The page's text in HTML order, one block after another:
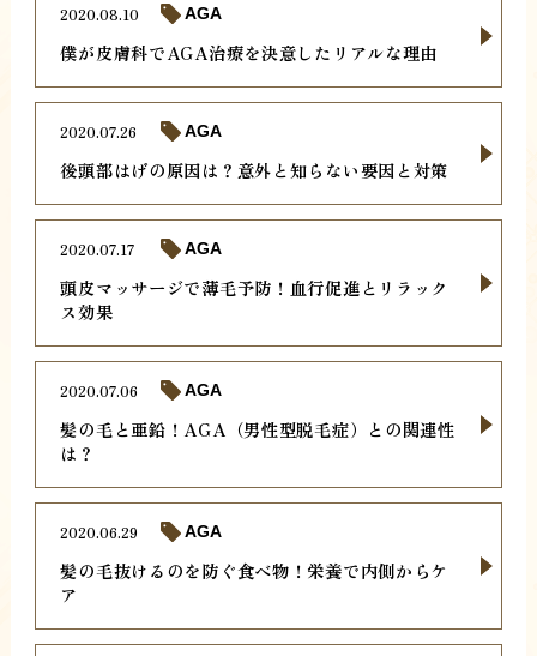
僕が皮膚科でAGA治療を決意したリアルな理由
2020.08.10 AGA
後頭部はげの原因は？意外と知らない要因と対策
2020.07.26 AGA
頭皮マッサージで薄毛予防！血行促進とリラック
ス効果
2020.07.17 AGA
髪の毛と亜鉛！AGA（男性型脱毛症）との関連性
は？
2020.07.06 AGA
髪の毛抜けるのを防ぐ食べ物！栄養で内側からケ
ア
2020.06.29 AGA